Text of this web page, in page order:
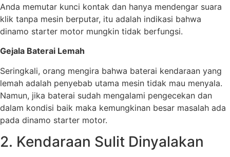
Anda memutar kunci kontak dan hanya mendengar suara
klik tanpa mesin berputar, itu adalah indikasi bahwa
dinamo starter motor mungkin tidak berfungsi.
Gejala Baterai Lemah
Seringkali, orang mengira bahwa baterai kendaraan yang
lemah adalah penyebab utama mesin tidak mau menyala.
Namun, jika baterai sudah mengalami pengecekan dan
dalam kondisi baik maka kemungkinan besar masalah ada
pada dinamo starter motor.
2. Kendaraan Sulit Dinyalakan